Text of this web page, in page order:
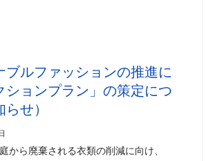
ブルファッションの推進に
ションプラン」の策定につ
せ）
から廃棄される衣類の削減に向け、